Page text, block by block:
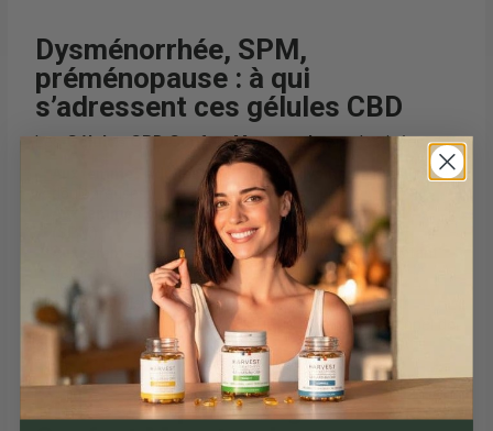
Dysménorrhée, SPM,
préménopause : à qui
s’adressent ces gélules CBD
Les Gélules CBD Confort Menstruelsont destinées :
Aux femmes adultes souffrant de dysménorrhée
(règles
Aux femmes sujettes au syndrome prémenstruel
Aux femmes en période de préménopauseressentant
des inconforts cycliques.
Elles ne conviennent pas aux femmes enceintes ou
allaitantes, ni aux mineurs, sauf avis d’un professionnel de
santé.
Mode d’emploi des gélules CBD